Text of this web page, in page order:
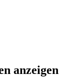
anzeigen